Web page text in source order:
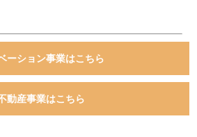
ーション事業はこちら
動産事業はこちら